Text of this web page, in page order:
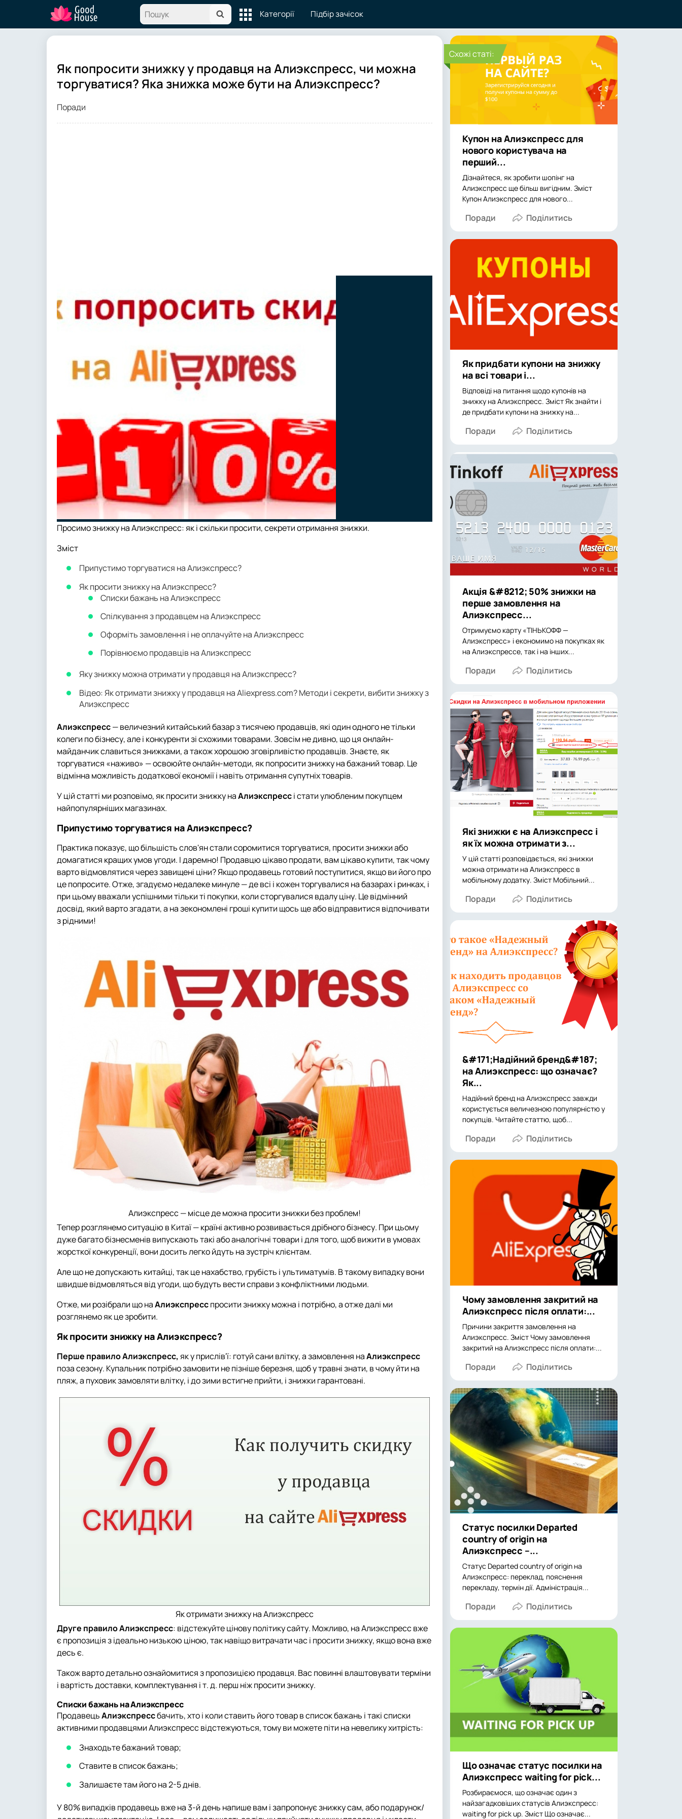
Категорії Підбір зачісок
Як попросити знижку у продавця на Алиэкспресс, чи можна
торгуватися? Яка знижка може бути на Алиэкспресс?
Поради
Просимо знижку на Алиэкспресс: як і скільки просити, секрети отримання знижки.
Зміст
Припустимо торгуватися на Алиэкспресс?
Як просити знижку на Алиэкспресс?
Списки бажань на Алиэкспресс
Спілкування з продавцем на Алиэкспресс
Оформіть замовлення і не оплачуйте на Алиэкспресс
Порівнюємо продавців на Алиэкспресс
Яку знижку можна отримати у продавця на Алиэкспресс?
Відео: Як отримати знижку у продавця на Aliexpress.com? Методи і секрети, вибити знижку з
Алиэкспресс
Алиэкспресс— величезний китайський базар з тисячею продавців, які один одного не тільки
колеги по бізнесу, але і конкуренти зі схожими товарами. Зовсім не дивно, що ця онлайн-
майданчик славиться знижками, а також хорошою зговірливістю продавців. Знаєте, як
торгуватися «наживо» — освоюйте онлайн-методи, як попросити знижку на бажаний товар. Це
відмінна можливість додаткової економії і навіть отримання супутніх товарів.
У цій статті ми розповімо, як просити знижку наАлиэкспрессі стати улюбленим покупцем
найпопулярніших магазинах.
Припустимо торгуватися на Алиэкспресс?
Практика показує, що більшість слов'ян стали соромитися торгуватися, просити знижки або
домагатися кращих умов угоди. І даремно! Продавцю цікаво продати, вам цікаво купити, так чому
варто відмовлятися через завищені ціни? Якщо продавець готовий поступитися, якщо ви його про
це попросите. Отже, згадуємо недалеке минуле — де всі і кожен торгувалися на базарах і ринках, і
при цьому вважали успішними тільки ті покупки, коли сторгувалися вдалу ціну. Це відмінний
досвід, який варто згадати, а на зекономлені гроші купити щось ще або відправитися відпочивати
з рідними!
Алиэкспресс — місце де можна просити знижки без проблем!
Тепер розглянемо ситуацію в Китаї — країні активно розвивається дрібного бізнесу. При цьому
дуже багато бізнесменів випускають такі або аналогічні товари і для того, щоб вижити в умовах
жорсткої конкуренції, вони досить легко йдуть на зустріч клієнтам.
Але що не допускають китайці, так це нахабство, грубість і ультиматумів. В такому випадку вони
швидше відмовляться від угоди, що будуть вести справи з конфліктними людьми.
Отже, ми розібрали що наАлиэкспресспросити знижку можна і потрібно, а отже далі ми
розглянемо як це зробити.
Як просити знижку на Алиэкспресс?
Перше правило Алиэкспресс, як у прислів'ї: готуй сани влітку, а замовлення наАлиэкспресс
поза сезону. Купальник потрібно замовити не пізніше березня, щоб у травні знати, в чому йти на
пляж, а пуховик замовляти влітку, і до зими встигне прийти, і знижки гарантовані.
Як отримати знижку на Алиэкспресс
Друге правило Алиэкспресс: відстежуйте цінову політику сайту. Можливо, на Алиэкспресс вже
є пропозиція з ідеально низькою ціною, так навіщо витрачати час і просити знижку, якщо вона вже
десь є.
Також варто детально ознайомитися з пропозицією продавця. Вас повинні влаштовувати терміни
і вартість доставки, комплектування і т. д. перш ніж просити знижку.
Списки бажань на Алиэкспресс
ПродавецьАлиэкспрессбачить, хто і коли ставить його товар в список бажань і такі списки
активними продавцями Алиэкспресс відстежуються, тому ви можете піти на невелику хитрість:
Знаходьте бажаний товар;
Ставите в список бажань;
Залишаєте там його на 2-5 днів.
У 80% випадків продавець вже на 3-й день напише вам і запропонує знижку сам, або подарунок/
Cхожі статі:
Купон на Алиэкспресс для
нового користувача на
перший...
Дізнайтеся, як зробити шопінг на
Алиэкспресс ще більш вигідним. Зміст
Купон Алиэкспресс для нового...
Поради
Як придбати купони на знижку
на всі товари і...
Відповіді на питання щодо купонів на
знижку на Алиэкспресс. Зміст Як знайти і
де придбати купони на знижку на...
Поради
Акція &#8212; 50% знижки на
перше замовлення на
Алиэкспресс...
Отримуємо карту «ТІНЬКОФФ —
Алиэкспресс» і економимо на покупках як
на Алиэкспрессе, так і на інших...
Поради
Які знижки є на Алиэкспресс і
як їх можна отримати з...
У цій статті розповідається, які знижки
можна отримати на Алиэкспресс в
мобільному додатку. Зміст Мобільний...
Поради
&#171;Надійний бренд&#187;
на Алиэкспресс: що означає?
Як...
Надійний бренд на Алиэкспресс завжди
користується величезною популярністю у
покупців. Читайте статтю, щоб...
Поради
Чому замовлення закритий на
Алиэкспресс після оплати:...
Причини закриття замовлення на
Алиэкспресс. Зміст Чому замовлення
закритий на Алиэкспресс після оплати:...
Поради
Статус посилки Departed
country of origin на
Алиэкспресс –...
Статус Departed country of origin на
Алиэкспресс: переклад, пояснення
перекладу, термін дії. Адміністрація...
Поради
Що означає статус посилки на
Алиэкспресс waiting for pick...
Розбираємося, що означає один з
найзагадковіших статусів Алиэкспресс:
waiting for pick up. Зміст Що означає...